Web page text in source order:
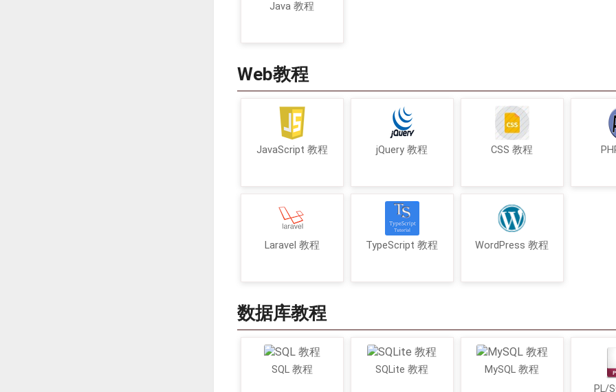
Java 教程
Web教程
JavaScript 教程 jQuery 教程 CSS 教程
Laravel 教程 TypeScript 教程 WordPress 教程
数据库教程
SQL 教程 SQLite 教程
MySQL 教程
PL/